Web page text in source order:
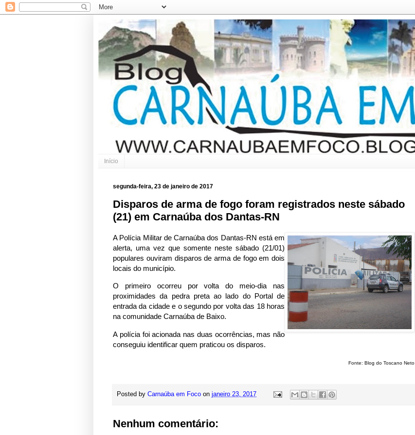
Início
segunda-feira, 23 de janeiro de 2017
Disparos de arma de fogo foram registrados neste sábado
(21) em Carnaúba dos Dantas-RN
A Polícia Militar de Carnaúba dos Dantas-RN está em
alerta, uma vez que somente neste sábado (21/01)
populares ouviram disparos de arma de fogo em dois
locais do município.
O primeiro ocorreu por volta do meio-dia nas
proximidades da pedra preta ao lado do Portal de
entrada da cidade e o segundo por volta das 18 horas
na comunidade Carnaúba de Baixo.
A polícia foi acionada nas duas ocorrências, mas não
conseguiu identificar quem praticou os disparos.
Fonte: Blog do Toscano Neto
Posted by Carnaúba em Foco on janeiro 23, 2017
Nenhum comentário: